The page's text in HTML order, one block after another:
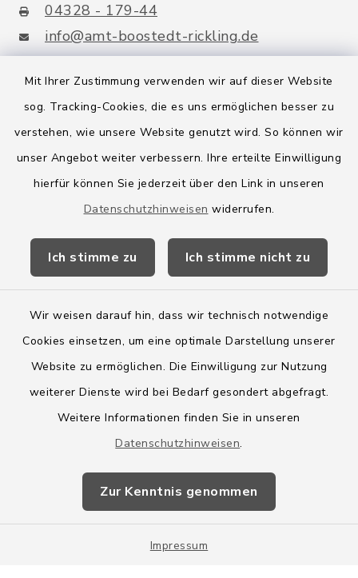
Mit Ihrer Zustimmung verwenden wir auf dieser Website
sog. Tracking-Cookies, die es uns ermöglichen besser zu
verstehen, wie unsere Website genutzt wird. So können wir
unser Angebot weiter verbessern. Ihre erteilte Einwilligung
hierfür können Sie jederzeit über den Link in unseren
Datenschutzhinweisen widerrufen.
Ich stimme zu Ich stimme nicht zu
Wir weisen darauf hin, dass wir technisch notwendige
Cookies einsetzen, um eine optimale Darstellung unserer
Website zu ermöglichen. Die Einwilligung zur Nutzung
weiterer Dienste wird bei Bedarf gesondert abgefragt.
Weitere Informationen finden Sie in unseren
Datenschutzhinweisen.
Zur Kenntnis genommen
Impressum
04328 - 179-44
info@amt-boostedt-rickling.de
Quicklinks
Amt Boostedt-Rickling
Amtsbroschüre
Wege-Zweckverband
Barrierefreiheit
Impressum
Sitemap